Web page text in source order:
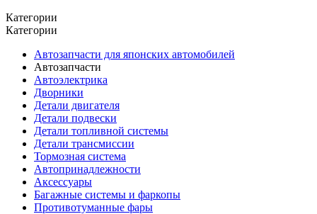
Категории
Категории
Автозапчасти для японских автомобилей
Автозапчасти
Автоэлектрика
Дворники
Детали двигателя
Детали подвески
Детали топливной системы
Детали трансмиссии
Тормозная система
Автопринадлежности
Аксессуары
Багажные системы и фаркопы
Противотуманные фары